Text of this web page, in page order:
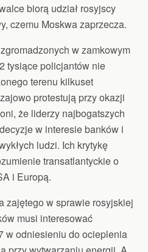
biorą udział rosyjscy
czemu Moskwa zaprzecza.
w zamkowym
tysiące policjantów nie
terenu kilkuset
protestują przy okazji
że liderzy najbogatszych
w interesie banków i
ludzi. Ich krytykę
transatlantyckie o
i Europą.
zajętego w sprawie rosyjskiej
musi interesować
w odniesieniu do ocieplenia